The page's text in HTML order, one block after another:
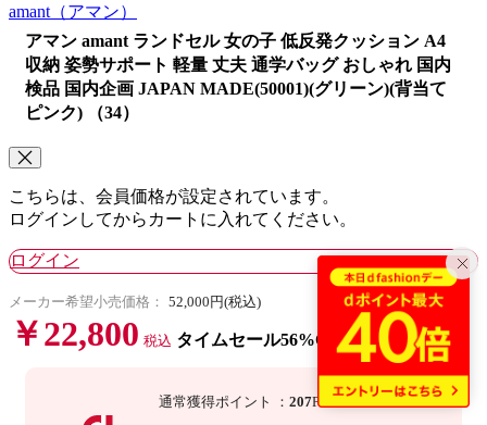
amant （アマン）
アマン amant ランドセル 女の子 低反発クッション A4
収納 姿勢サポート 軽量 丈夫 通学バッグ おしゃれ 国内
検品 国内企画 JAPAN MADE(50001)(グリーン)(背当て
ピンク) （34）
こちらは、会員価格が設定されています。
ログインしてからカートに入れてください。
ログイン
メーカー希望小売価格： 52,000円(税込)
￥22,800 税込 タイムセール56%OFF
通常獲得ポイント ：207P